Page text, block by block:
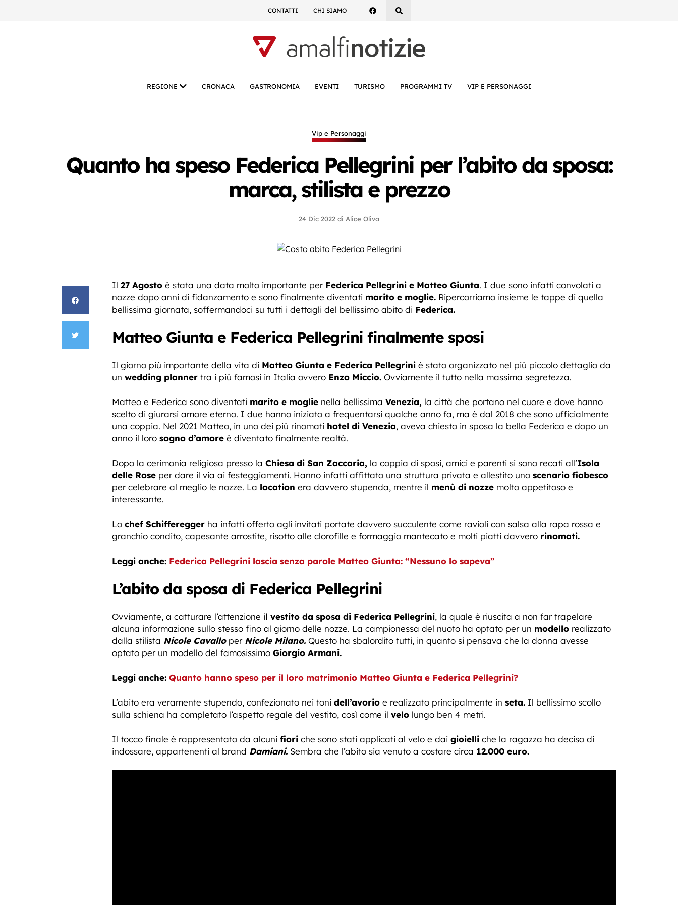
CONTATTI CHI SIAMO
REGIONE CRONACA GASTRONOMIA EVENTI TURISMO PROGRAMMI TV VIP E PERSONAGGI
Vip e Personaggi
Quanto ha speso Federica Pellegrini per l’abito da sposa:
marca, stilista e prezzo
24 Dic 2022 di Alice Oliva
Il 27 Agosto è stata una data molto importante per Federica Pellegrini e Matteo Giunta. I due sono infatti convolati a
nozze dopo anni di fidanzamento e sono finalmente diventati marito e moglie. Ripercorriamo insieme le tappe di quella
bellissima giornata, soffermandoci su tutti i dettagli del bellissimo abito di Federica.
Matteo Giunta e Federica Pellegrini finalmente sposi
Il giorno più importante della vita di Matteo Giunta e Federica Pellegrini è stato organizzato nel più piccolo dettaglio da
un wedding planner tra i più famosi in Italia ovvero Enzo Miccio. Ovviamente il tutto nella massima segretezza.
Matteo e Federica sono diventati marito e moglie nella bellissima Venezia, la città che portano nel cuore e dove hanno
scelto di giurarsi amore eterno. I due hanno iniziato a frequentarsi qualche anno fa, ma è dal 2018 che sono ufficialmente
una coppia. Nel 2021 Matteo, in uno dei più rinomati hotel di Venezia, aveva chiesto in sposa la bella Federica e dopo un
anno il loro sogno d’amore è diventato finalmente realtà.
Dopo la cerimonia religiosa presso la Chiesa di San Zaccaria, la coppia di sposi, amici e parenti si sono recati all’Isola
delle Rose per dare il via ai festeggiamenti. Hanno infatti affittato una struttura privata e allestito uno scenario fiabesco
per celebrare al meglio le nozze. La location era davvero stupenda, mentre il menù di nozze molto appetitoso e
interessante.
Lo chef Schifferegger ha infatti offerto agli invitati portate davvero succulente come ravioli con salsa alla rapa rossa e
granchio condito, capesante arrostite, risotto alle clorofille e formaggio mantecato e molti piatti davvero rinomati.
Leggi anche: Federica Pellegrini lascia senza parole Matteo Giunta: “Nessuno lo sapeva”
L’abito da sposa di Federica Pellegrini
Ovviamente, a catturare l’attenzione il vestito da sposa di Federica Pellegrini, la quale è riuscita a non far trapelare
alcuna informazione sullo stesso fino al giorno delle nozze. La campionessa del nuoto ha optato per un modello realizzato
dalla stilista Nicole Cavallo per Nicole Milano. Questo ha sbalordito tutti, in quanto si pensava che la donna avesse
optato per un modello del famosissimo Giorgio Armani.
Leggi anche: Quanto hanno speso per il loro matrimonio Matteo Giunta e Federica Pellegrini?
L’abito era veramente stupendo, confezionato nei toni dell’avorio e realizzato principalmente in seta. Il bellissimo scollo
sulla schiena ha completato l’aspetto regale del vestito, così come il velo lungo ben 4 metri.
Il tocco finale è rappresentato da alcuni fiori che sono stati applicati al velo e dai gioielli che la ragazza ha deciso di
indossare, appartenenti al brand Damiani. Sembra che l’abito sia venuto a costare circa 12.000 euro.